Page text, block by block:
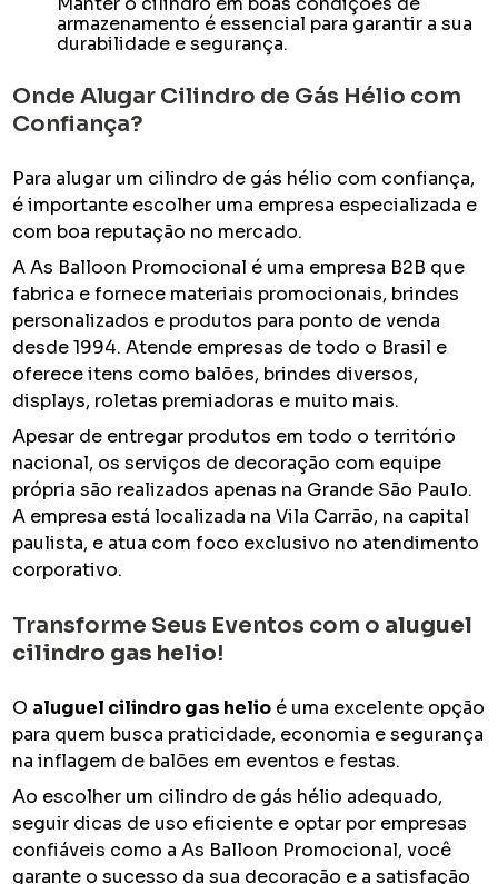
armazenamento é essencial para garantir a sua
durabilidade e segurança.
Onde Alugar Cilindro de Gás Hélio com
Confiança?
Para alugar um cilindro de gás hélio com confiança,
é importante escolher uma empresa especializada e
com boa reputação no mercado.
A As Balloon Promocional é uma empresa B2B que
fabrica e fornece materiais promocionais, brindes
personalizados e produtos para ponto de venda
desde 1994. Atende empresas de todo o Brasil e
oferece itens como balões, brindes diversos,
displays, roletas premiadoras e muito mais.
Apesar de entregar produtos em todo o território
nacional, os serviços de decoração com equipe
própria são realizados apenas na Grande São Paulo.
A empresa está localizada na Vila Carrão, na capital
paulista, e atua com foco exclusivo no atendimento
corporativo.
Transforme Seus Eventos com o aluguel
cilindro gas helio!
O aluguel cilindro gas helio é uma excelente opção
para quem busca praticidade, economia e segurança
na inflagem de balões em eventos e festas.
Ao escolher um cilindro de gás hélio adequado,
seguir dicas de uso eficiente e optar por empresas
confiáveis como a As Balloon Promocional, você
garante o sucesso da sua decoração e a satisfação